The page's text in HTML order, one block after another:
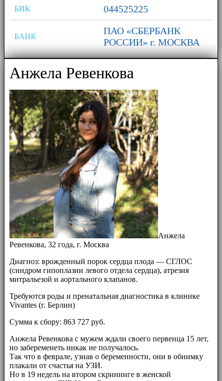
БИК 044525225
БАНК
ПАО «СБЕРБАНК
РОССИИ» г. МОСКВА
Анжела Ревенкова
Анжела
Ревенкова, 32 года, г. Москва
Диагноз: врожденный порок сердца плода — СГЛОС
(синдром гипоплазии левого отдела сердца), атрезия
митральезой и аортального клапанов.
Требуются роды и пренатальная диагностика в клинике
Vivantes (г. Берлин)
Сумма к сбору: 863 727 руб.
Анжела Ревенкова с мужем ждали своего первенца 15 лет,
но забеременеть никак не получалось.
Так что в феврале, узнав о беременности, они в обнимку
плакали от счастья на УЗИ.
Но в 19 недель на втором скрининге в женской